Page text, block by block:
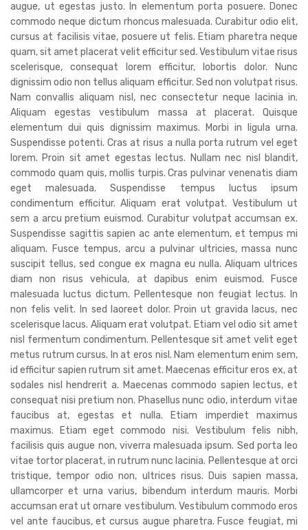
augue, ut egestas justo. In elementum porta posuere. Donec
commodo neque dictum rhoncus malesuada. Curabitur odio elit,
cursus at facilisis vitae, posuere ut felis. Etiam pharetra neque
quam, sit amet placerat velit efficitur sed. Vestibulum vitae risus
scelerisque, consequat lorem efficitur, lobortis dolor. Nunc
dignissim odio non tellus aliquam efficitur. Sed non volutpat risus.
Nam convallis aliquam nisl, nec consectetur neque lacinia in.
Aliquam egestas vestibulum massa at placerat. Quisque
elementum dui quis dignissim maximus. Morbi in ligula urna.
Suspendisse potenti. Cras at risus a nulla porta rutrum vel eget
lorem. Proin sit amet egestas lectus. Nullam nec nisl blandit,
commodo quam quis, mollis turpis. Cras pulvinar venenatis diam
eget malesuada. Suspendisse tempus luctus ipsum
condimentum efficitur. Aliquam erat volutpat. Vestibulum ut
sem a arcu pretium euismod. Curabitur volutpat accumsan ex.
Suspendisse sagittis sapien ac ante elementum, et tempus mi
aliquam. Fusce tempus, arcu a pulvinar ultricies, massa nunc
suscipit tellus, sed congue ex magna eu nulla. Aliquam ultrices
diam non risus vehicula, at dapibus enim euismod. Fusce
malesuada luctus dictum. Pellentesque non feugiat lectus. In
non felis velit. In sed laoreet dolor. Proin ut gravida lacus, nec
scelerisque lacus. Aliquam erat volutpat. Etiam vel odio sit amet
nisl fermentum condimentum. Pellentesque sit amet velit eget
metus rutrum cursus. In at eros nisl. Nam elementum enim sem,
id efficitur sapien rutrum sit amet. Maecenas efficitur eros ex, at
sodales nisl hendrerit a. Maecenas commodo sapien lectus, et
consequat nisi pretium non. Phasellus nunc odio, interdum vitae
faucibus at, egestas et nulla. Etiam imperdiet maximus
maximus. Etiam eget commodo nisi. Vestibulum felis nibh,
facilisis quis augue non, viverra malesuada ipsum. Sed porta leo
vitae tortor placerat, in rutrum nunc lacinia. Pellentesque at orci
tristique, tempor odio non, ultrices risus. Duis sapien massa,
ullamcorper et urna varius, bibendum interdum mauris. Morbi
accumsan erat ut ornare vestibulum. Vestibulum commodo eros
vel ante faucibus, et cursus augue pharetra. Fusce feugiat, mi